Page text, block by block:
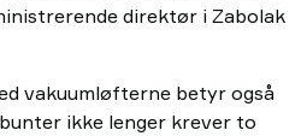
direktør i Zabolak
vakuumløfterne betyr også
ikke lenger krever to